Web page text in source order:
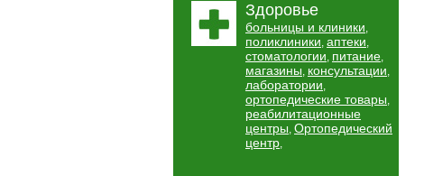
Здоровье
больницы и клиники,
поликлиники, аптеки,
стоматологии, питание,
магазины, консультации,
лаборатории,
ортопедические товары,
реабилитационные
центры, Ортопедический
центр,